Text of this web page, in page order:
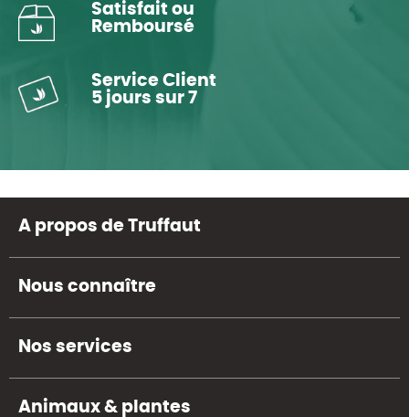
Satisfait ou
Remboursé
Service Client
5 jours sur 7
A propos de Truffaut
Nous connaître
Nos services
Animaux & plantes